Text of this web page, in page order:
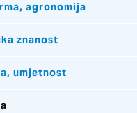
agronomija
znanost
umjetnost